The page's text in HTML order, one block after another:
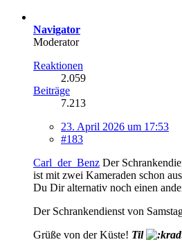
Navigator
Moderator
Reaktionen
2.059
Beiträge
7.213
23. April 2026 um 17:53
#183
Carl_der_Benz Der
ist mit zwei Kameraden schon
Du Dir alternativ noch einen
Der Schrankendienst von
Grüße von der Küste! Til